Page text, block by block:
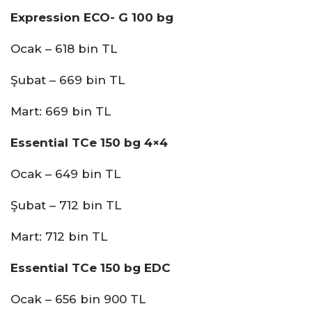
Expression ECO- G 100 bg
Ocak – 618 bin TL
Şubat – 669 bin TL
Mart: 669 bin TL
Essential TCe 150 bg 4×4
Ocak – 649 bin TL
Şubat – 712 bin TL
Mart: 712 bin TL
Essential TCe 150 bg EDC
Ocak – 656 bin 900 TL